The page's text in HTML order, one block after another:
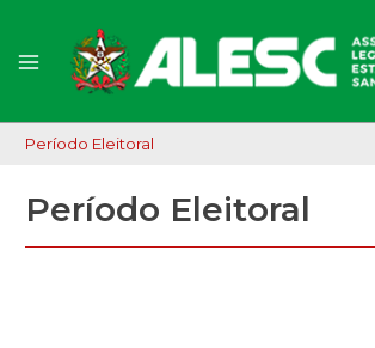
Período Eleitoral
Período Eleitoral